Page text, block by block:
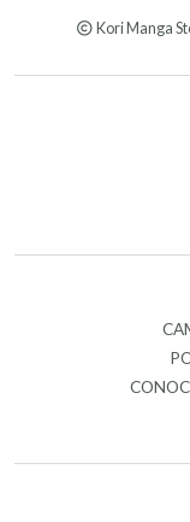
Kori Manga